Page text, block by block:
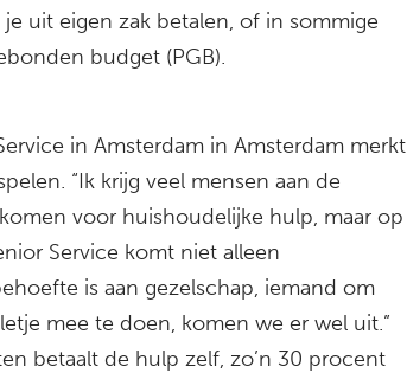
uit eigen zak betalen, of in sommige
budget (PGB).
in Amsterdam in Amsterdam merkt
“Ik krijg veel mensen aan de
voor huishoudelijke hulp, maar op
Service komt niet alleen
is aan gezelschap, iemand om
mee te doen, komen we er wel uit.”
betaalt de hulp zelf, zo’n 30 procent